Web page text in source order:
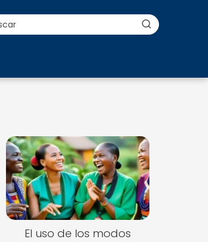
El uso de los modos